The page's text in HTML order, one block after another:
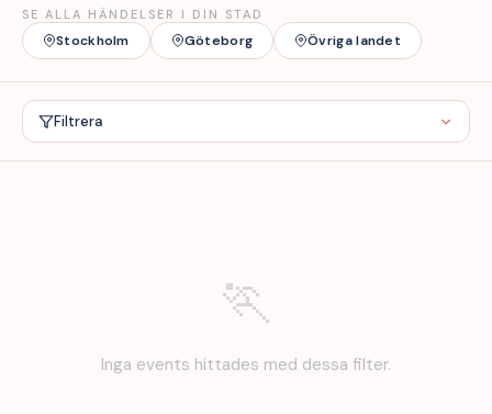
SE ALLA HÄNDELSER I DIN STAD
Stockholm Göteborg Övriga landet
Filtrera
🏃
Inga events hittades med dessa filter.